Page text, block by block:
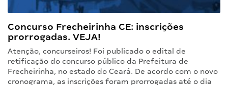
Concurso Frecheirinha CE: inscrições
prorrogadas. VEJA!
Atenção, concurseiros! Foi publicado o edital de
retificação do concurso público da Prefeitura de
Frecheirinha, no estado do Ceará. De acordo com o novo
cronograma, as inscrições foram prorrogadas até o dia